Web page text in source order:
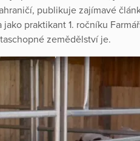
publikuje zajímavé
jako praktikant 1. ročníku
zemědělství je.